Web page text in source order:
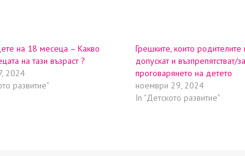
на 18 месеца – Какво
на тази възраст ?
2024
развитие"
Грешките, които родителите
допускат и възпрепятстват/
проговарянето на детето
ноември 29, 2024
In "Детското развитие"